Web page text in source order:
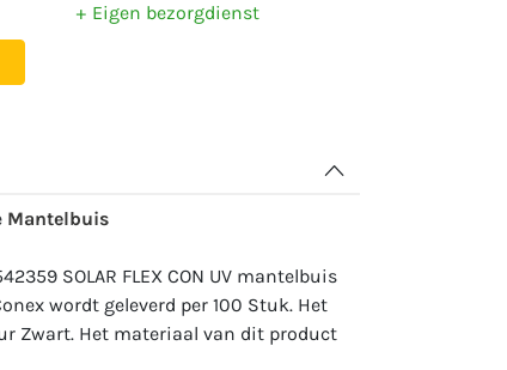
Eigen bezorgdienst
Mantelbuis
SOLAR FLEX CON UV mantelbuis
wordt geleverd per 100 Stuk. Het
Zwart. Het materiaal van dit product